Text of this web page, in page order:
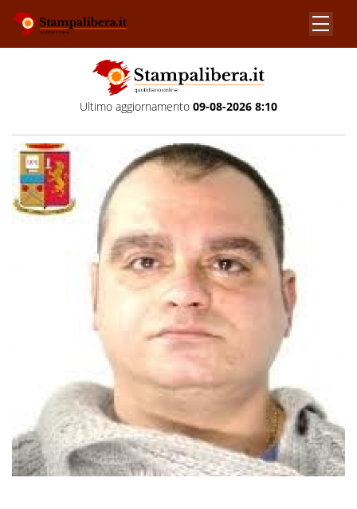
Ultimo aggiornamento 09-08-2026 8:10